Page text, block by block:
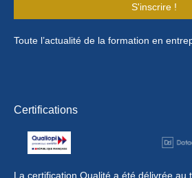
S'inscrire !
Toute l’actualité de la formation en
Certifications
La certification Qualité a été délivrée au